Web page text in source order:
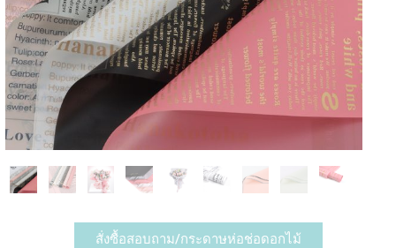
สั่งซื้อสอบถาม/กระดาษห่อช่อดอกไม้